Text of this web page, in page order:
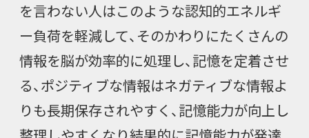
を言わない人はこのような認知的エネルギ
ー負荷を軽減して、そのかわりにたくさんの
情報を脳が効率的に処理し、記憶を定着させ
る、ポジティブな情報はネガティブな情報よ
りも長期保存されやすく、記憶能力が向上し